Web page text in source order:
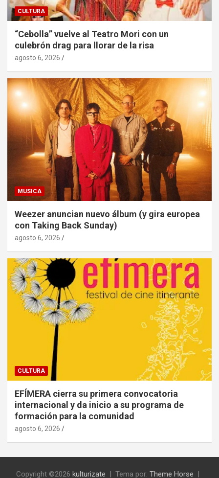
CULTURA
“Cebolla” vuelve al Teatro Mori con un
culebrón drag para llorar de la risa
agosto 6, 2026
MUSICA
Weezer anuncian nuevo álbum (y gira europea
con Taking Back Sunday)
agosto 6, 2026
CULTURA
EFÍMERA cierra su primera convocatoria
internacional y da inicio a su programa de
formación para la comunidad
agosto 6, 2026
Copyright ©2026 kulturizate Tema por: Theme Horse